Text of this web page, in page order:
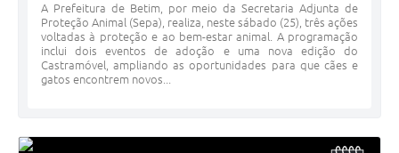
A Prefeitura de Betim, por meio da Secretaria Adjunta de
Proteção Animal (Sepa), realiza, neste sábado (25), três ações
voltadas à proteção e ao bem-estar animal. A programação
inclui dois eventos de adoção e uma nova edição do
Castramóvel, ampliando as oportunidades para que cães e
gatos encontrem novos...